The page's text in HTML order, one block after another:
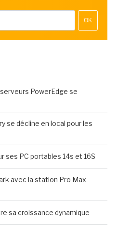
OK
PowerEdge se
se décline en local pour les
ses PC portables 14s et 16S
avec la station Pro Max
sa croissance dynamique